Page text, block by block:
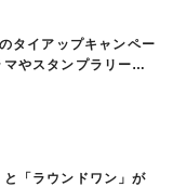
タイアップキャンペー
やスタンプラリー、
と「ラウンドワン」が